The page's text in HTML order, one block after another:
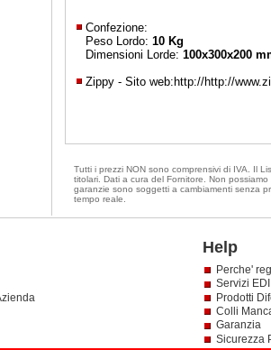
Confezione:
Peso Lordo: 10 Kg
Dimensioni Lorde:100x300x200
Zippy - Sito web: http://http://
Tutti i prezzi NON sono comprensivi di IVA. Il
titolari. Dati a cura del Fornitore. Non
garanzie sono soggetti a cambiamenti senza
tempo reale.
Help
Perche'
Servizi
Prodotti
Colli
Garanzia
Sicurezza